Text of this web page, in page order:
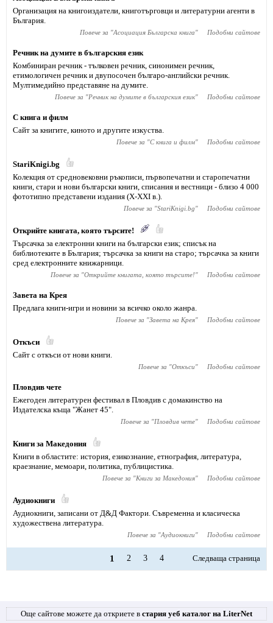
Организация на книгоиздатели, книготърговци и литературни агенти в
България.
Повече за "Асоциация Българска книга" Подобни сайтове
Речник на думите в българския език
Комбиниран речник - тълковен речник, синонимен речник,
етимологичен речник и двупосочен българо-английски речник.
Мултимедийно представяне на думите.
Повече за "Речник на думите в българския език" Подобни сайтове
С книга и филм
Сайт за книгите, киното и другите изкуства.
Повече за "С книга и филм" Подобни сайтове
StariKnigi.bg
Колекция от средновековни ръкописи, първопечатни и старопечатни
книги, стари и нови български книги, списания и вестници - близо 4 000
фототипно представени издания (X-XXI в.).
Повече за "StariKnigi.bg" Подобни сайтове
Открийте книгата, която търсите!
Търсачка за електронни книги на български език; списък на
библиотеките в България; търсачка за книги на старо; търсачка за книги
сред електронните книжарници.
Повече за "Открийте книгата, която търсите!" Подобни сайтове
Завета на Крея
Предлага книги-игри и новини за всичко около жанра.
Повече за "Завета на Крея" Подобни сайтове
Откъси
Сайт с откъси от нови книги.
Повече за "Откъси" Подобни сайтове
Пловдив чете
Ежегоден литературен фестивал в Пловдив с домакинство на
Издателска къща "Жанет 45".
Повече за "Пловдив чете" Подобни сайтове
Книги за Македония
Книги в областите: история, езикознание, етнография, литература,
краезнание, мемоари, политика, публицистика.
Повече за "Книги за Македония" Подобни сайтове
Аудиокниги
Аудиокниги, записани от Д&Д Фактори. Съвременна и класическа
художествена литература.
Повече за "Аудиокниги" Подобни сайтове
1 2 3 4 Следваща страница
Още сайтове можете да откриете в стария уеб каталог на LiterNet